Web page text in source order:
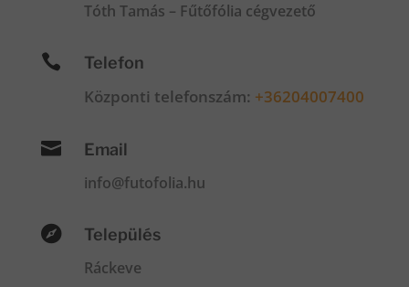
Tóth Tamás – Fűtőfólia cégvezető
 Telefon
Központi telefonszám: +36204007400
 Email
info@futofolia.hu
 Település
Ráckeve